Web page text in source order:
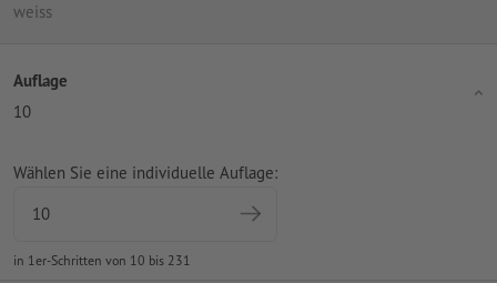
weiss
Auflage
10
Wählen Sie eine individuelle Auflage:
in 1er-Schritten von 10 bis 231